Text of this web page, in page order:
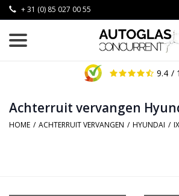
+ 31 (0) 85 027 00 55
9.4 /
Achterruit vervangen
HOME / ACHTERRUIT VERVANGEN / HYUNDAI /